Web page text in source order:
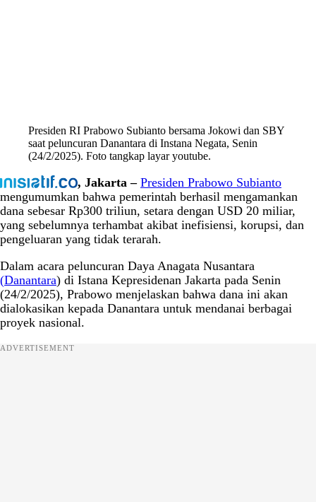
Presiden RI Prabowo Subianto bersama Jokowi dan SBY
saat peluncuran Danantara di Instana Negata, Senin
(24/2/2025). Foto tangkap layar youtube.
, Jakarta – Presiden Prabowo Subianto
mengumumkan bahwa pemerintah berhasil mengamankan
dana sebesar Rp300 triliun, setara dengan USD 20 miliar,
yang sebelumnya terhambat akibat inefisiensi, korupsi, dan
pengeluaran yang tidak terarah.
Dalam acara peluncuran Daya Anagata Nusantara
(Danantara) di Istana Kepresidenan Jakarta pada Senin
(24/2/2025), Prabowo menjelaskan bahwa dana ini akan
dialokasikan kepada Danantara untuk mendanai berbagai
proyek nasional.
ADVERTISEMENT